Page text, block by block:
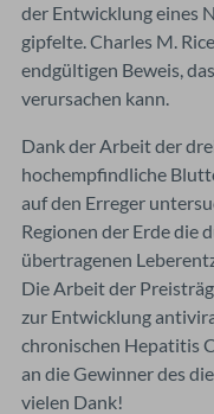
der Entwicklung eines
gipfelte. Charles M.
endgültigen Beweis,
verursachen kann.
Dank der Arbeit der
hochempfindliche
auf den Erreger
Regionen der Erde die
übertragenen
Die Arbeit der
zur Entwicklung
chronischen Hepatitis
an die Gewinner des
vielen Dank!